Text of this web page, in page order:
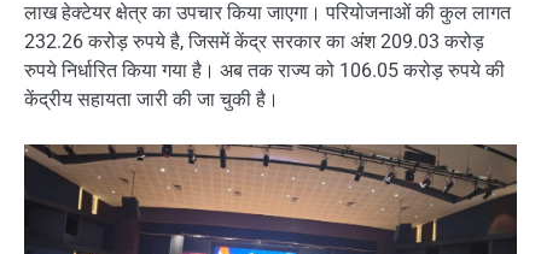
लाख हेक्टेयर क्षेत्र का उपचार किया जाएगा। परियोजनाओं की कुल लागत
232.26 करोड़ रुपये है, जिसमें केंद्र सरकार का अंश 209.03 करोड़
रुपये निर्धारित किया गया है। अब तक राज्य को 106.05 करोड़ रुपये की
केंद्रीय सहायता जारी की जा चुकी है।